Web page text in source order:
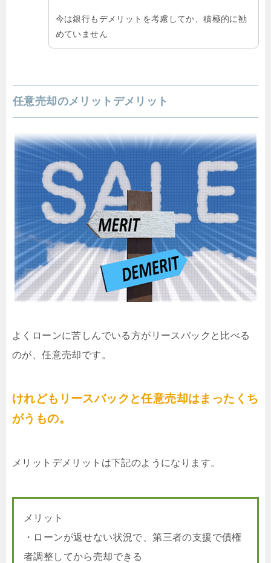
今は銀行もデメリットを考慮してか、積極的に勧
めていません
任意売却のメリットデメリット
よくローンに苦しんでいる方がリースバックと比べる
のが、任意売却です。
けれどもリースバックと任意売却はまったくち
がうもの。
メリットデメリットは下記のようになります。
メリット
・ローンが返せない状況で、第三者の支援で債権
者調整してから売却できる